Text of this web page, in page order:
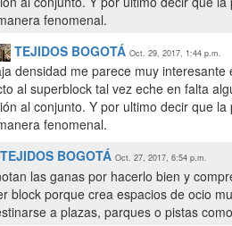
fenomenal.
TEJIDOS BOGOTÁ Oct. 29, 2017, 1:44 p.m.
densidad me parece muy
al superblock tal vez eche en falta
al conjunto. Y por ultimo decir que
fenomenal.
TEJIDOS BOGOTÁ Oct. 27, 2017, 6:54 p.m.
las ganas por hacerlo bien y
block porque crea espacios de ocio
a plazas, parques o pistas